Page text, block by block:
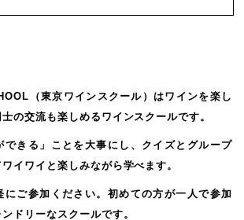
（東京ワインスクール）はワインを楽し
の交流も楽しめるワインスクールです。
できる」ことを大事にし、 クイズとグループ
イワイと楽しみながら学べます。
ご参加ください。 初めての方が一人で参加
ドリーなスクールです。